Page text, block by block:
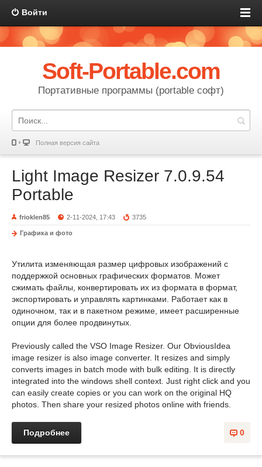
Войти
Soft-Portable.com
Портативные программы (portable софт)
Полная версия сайта
Light Image Resizer 7.0.9.54
Portable
frioklen85 2-11-2024, 17:43 3735
Графика и фото
Утилита изменяющая размер цифровых изображений с
поддержкой основных графических форматов. Может
сжимать файлы, конвертировать их из формата в формат,
экспортировать и управлять картинками. Работает как в
одиночном, так и в пакетном режиме, имеет расширенные
опции для более продвинутых.
Previously called the VSO Image Resizer. Our ObviousIdea
image resizer is also image converter. It resizes and simply
converts images in batch mode with bulk editing. It is directly
integrated into the windows shell context. Just right click and you
can easily create copies or you can work on the original HQ
photos. Then share your resized photos online with friends.
0
Подробнее